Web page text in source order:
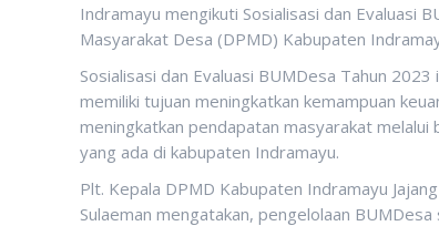
Indramayu mengikuti Sosialisasi dan Evaluasi
Masyarakat Desa (DPMD) Kabupaten
Sosialisasi dan Evaluasi BUMDesa Tahun
memiliki tujuan meningkatkan kemampuan
meningkatkan pendapatan masyarakat
yang ada di kabupaten Indramayu.
Plt. Kepala DPMD Kabupaten Indramayu
Sulaeman mengatakan, pengelolaan